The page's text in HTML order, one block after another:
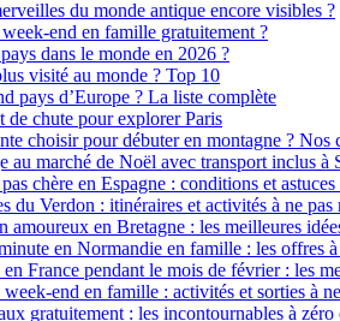
du monde antique encore visibles ?
end en famille gratuitement ?
dans le monde en 2026 ?
visité au monde ? Top 10
pays d’Europe ? La liste complète
de chute pour explorer Paris
choisir pour débuter en montagne ? Nos
au marché de Noël avec transport inclus à
chère en Espagne : conditions et
du Verdon : itinéraires et activités à ne pas
amoureux en Bretagne : les meilleures
en Normandie en famille : les offres
France pendant le mois de février : les
end en famille : activités et sorties à
gratuitement : les incontournables à zéro